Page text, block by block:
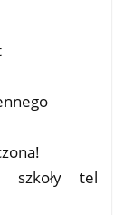
szkoły tel